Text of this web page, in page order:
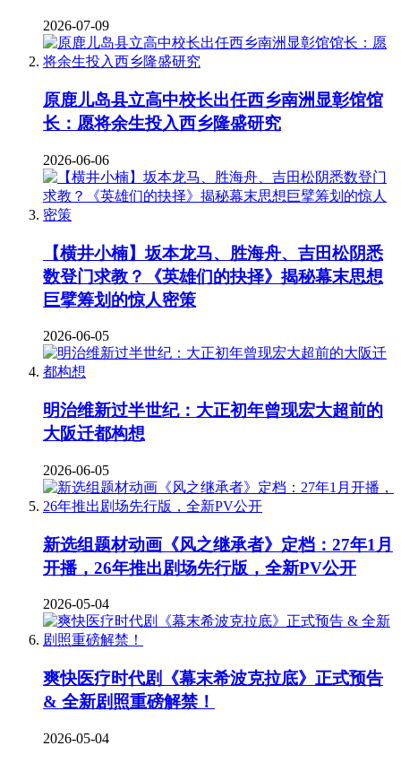
2026-07-09
原鹿儿岛县立高中校长出任西乡南洲显彰馆馆
长：愿将余生投入西乡隆盛研究
2026-06-06
【横井小楠】坂本龙马、胜海舟、吉田松阴悉
数登门求教？《英雄们的抉择》揭秘幕末思想
巨擘筹划的惊人密策
2026-06-05
明治维新过半世纪：大正初年曾现宏大超前的
大阪迁都构想
2026-06-05
新选组题材动画《风之继承者》定档：27年1月
开播，26年推出剧场先行版，全新PV公开
2026-05-04
爽快医疗时代剧《幕末希波克拉底》正式预告
& 全新剧照重磅解禁！
2026-05-04